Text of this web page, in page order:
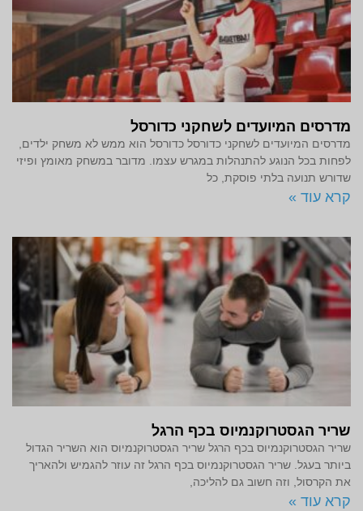
מדרסים המיועדים לשחקני כדורסל
מדרסים המיועדים לשחקני כדורסל כדורסל הוא ממש לא משחק ילדים,
לפחות בכל הנוגע להתנהלות במגרש עצמו. מדובר במשחק מאומץ ופיזי
שדורש תנועה בלתי פוסקת, כל
קרא עוד »
שריר הגסטרוקנמיוס בכף הרגל
שריר הגסטרוקנמיוס בכף הרגל שריר הגסטרוקנמיוס הוא השריר הגדול
ביותר בעגל. שריר הגסטרוקנמיוס בכף הרגל זה עוזר להגמיש ולהאריך
את הקרסול, וזה חשוב גם להליכה,
קרא עוד »